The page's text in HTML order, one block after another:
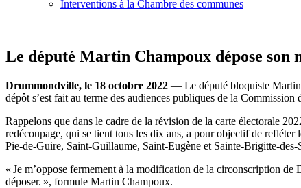
Interventions à la Chambre des communes
Le député Martin Champoux dépose son
Drummondville, le 18 octobre 2022 — Le député bloquiste Martin
dépôt s’est fait au terme des audiences publiques de la
Rappelons que dans le cadre de la révision de la carte électorale
redécoupage, qui se tient tous les dix ans, a pour objectif de
Pie-de-Guire, Saint-Guillaume, Saint-Eugène et Sainte-Brigitte-
« Je m’oppose fermement à la modification de la circonscription de
déposer. », formule Martin Champoux.